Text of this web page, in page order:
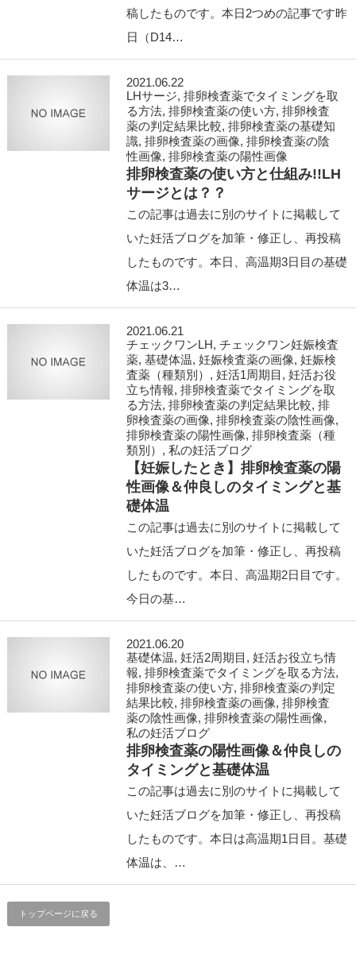
稿したものです。本日2つめの記事です昨
日（D14…
2021.06.22
LHサージ,排卵検査薬でタイミングを取
る方法,排卵検査薬の使い方,排卵検査
薬の判定結果比較,排卵検査薬の基礎知
識,排卵検査薬の画像,排卵検査薬の陰
性画像,排卵検査薬の陽性画像
排卵検査薬の使い方と仕組み!!LH
サージとは？？
この記事は過去に別のサイトに掲載して
いた妊活ブログを加筆・修正し、再投稿
したものです。本日、高温期3日目の基礎
体温は3…
2021.06.21
チェックワンLH,チェックワン妊娠検査
薬,基礎体温,妊娠検査薬の画像,妊娠検
査薬（種類別） ,妊活1周期目 ,妊活お役
立ち情報,排卵検査薬でタイミングを取
る方法,排卵検査薬の判定結果比較,排
卵検査薬の画像,排卵検査薬の陰性画像,
排卵検査薬の陽性画像,排卵検査薬（種
類別） ,私の妊活ブログ
【妊娠したとき】排卵検査薬の陽
性画像＆仲良しのタイミングと基
礎体温
この記事は過去に別のサイトに掲載して
いた妊活ブログを加筆・修正し、再投稿
したものです。本日、高温期2日目です。
今日の基…
2021.06.20
基礎体温,妊活2周期目 ,妊活お役立ち情
報,排卵検査薬でタイミングを取る方法,
排卵検査薬の使い方,排卵検査薬の判定
結果比較,排卵検査薬の画像,排卵検査
薬の陰性画像,排卵検査薬の陽性画像,
私の妊活ブログ
排卵検査薬の陽性画像＆仲良しの
タイミングと基礎体温
この記事は過去に別のサイトに掲載して
いた妊活ブログを加筆・修正し、再投稿
したものです。本日は高温期1日目。基礎
体温は、…
トップページに戻る